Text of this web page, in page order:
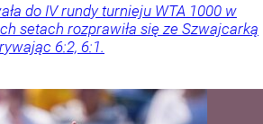
do IV rundy turnieju WTA 1000 w
setach rozprawiła się ze Szwajcarką
6:2, 6:1.